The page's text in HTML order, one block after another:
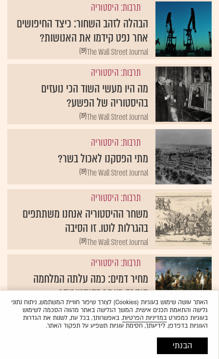
תרבות: היסטוריה
הבהלה לזהב השחור: כיצד החיפושים
אחר נפט קידמו את האנושות?
{19}The Wall Street Journal
תרבות: היסטוריה
מה היו מעשי השוד הכי נועזים
בהיסטוריה של הפשע?
{19}The Wall Street Journal
תרבות: היסטוריה
מתי הפסקנו לאכול בשר?
{19}The Wall Street Journal
תרבות: היסטוריה
משחר ההיסטוריה אנחנו משתתפים
בהגרלות לוטו. זו הסיבה
{19}The Wall Street Journal
תרבות: היסטוריה
מחיר דמים: כמה עלתה המלחמה
היקרה ביותר בהיסטוריה?
{19}The Wall Street Journalהאתר עושה שימוש בעוגיות (Cookies) לצורך שיפור חוויית המשתמש, ניתוח נתוני
גלישה והתאמת תכנים אישית. המשך הגלישה באתר מהווה הסכמה לשימוש
בעוגיות כמפורטבמדיניות הפרטיות. באפשרותך, בכל עת, לשנות את הגדרות
העוגיות בדפדפן. לידיעתך, חסימת עוגיות תשפיע על תפקוד האתר.
הבנתי